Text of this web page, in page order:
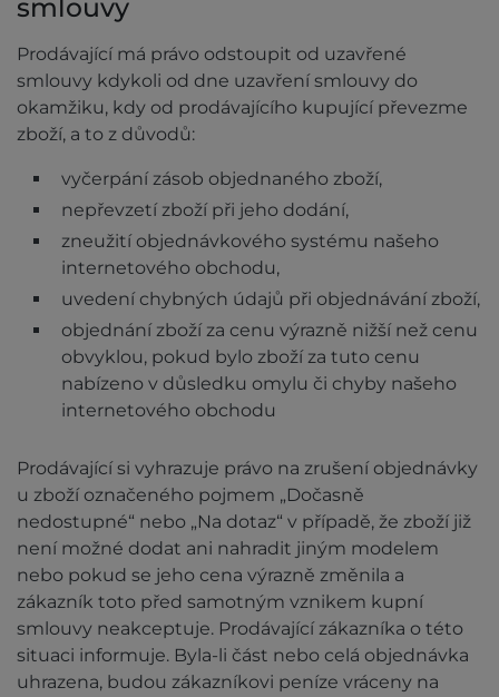
smlouvy
Prodávající má právo odstoupit od uzavřené
smlouvy kdykoli od dne uzavření smlouvy do
okamžiku, kdy od prodávajícího kupující převezme
zboží, a to z důvodů:
vyčerpání zásob objednaného zboží,
nepřevzetí zboží při jeho dodání,
zneužití objednávkového systému našeho
internetového obchodu,
uvedení chybných údajů při objednávání zboží,
objednání zboží za cenu výrazně nižší než cenu
obvyklou, pokud bylo zboží za tuto cenu
nabízeno v důsledku omylu či chyby našeho
internetového obchodu
Prodávající si vyhrazuje právo na zrušení objednávky
u zboží označeného pojmem „Dočasně
nedostupné“ nebo „Na dotaz“ v případě, že zboží již
není možné dodat ani nahradit jiným modelem
nebo pokud se jeho cena výrazně změnila a
zákazník toto před samotným vznikem kupní
smlouvy neakceptuje. Prodávající zákazníka o této
situaci informuje. Byla-li část nebo celá objednávka
uhrazena, budou zákazníkovi peníze vráceny na